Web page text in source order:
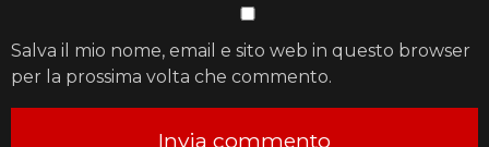
Salva il mio nome, email e sito web in questo browser
per la prossima volta che commento.